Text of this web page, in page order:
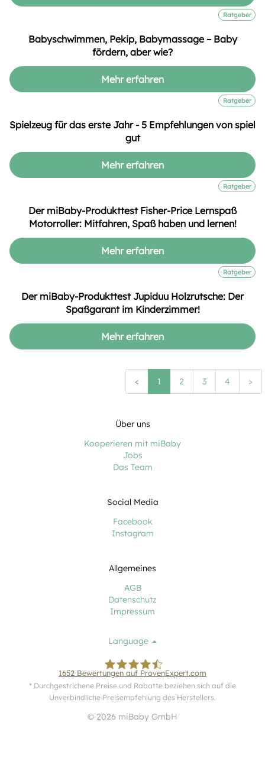
Ratgeber
Babyschwimmen, Pekip, Babymassage – Baby
fördern, aber wie?
Mehr erfahren
Ratgeber
Spielzeug für das erste Jahr - 5 Empfehlungen von spiel
gut
Mehr erfahren
Ratgeber
Der miBaby-Produkttest Fisher-Price Lernspaß
Motorroller: Mitfahren, Spaß haben und lernen!
Mehr erfahren
Ratgeber
Der miBaby-Produkttest Jupiduu Holzrutsche: Der
Spaßgarant im Kinderzimmer!
Mehr erfahren
< 1 2 3 4 >
Über uns
Kooperieren mit miBaby
Jobs
Das Team
Social Media
Facebook
Instagram
Allgemeines
AGB
Datenschutz
Impressum
Language
miBaby GmbH
1652 Bewertungen auf ProvenExpert.com
* Durchgestrichene Preise und Rabatte beziehen sich auf die
Unverbindliche Preisempfehlung des Herstellers.
© 2026 miBaby GmbH